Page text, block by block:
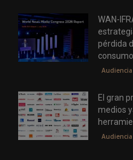
WAN-
pérdida
consumo
Audiencia
El gran
medios
Audiencia